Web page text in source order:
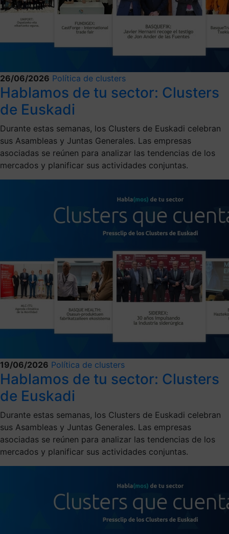
26/06/2026 Política de clusters
Hablamos de tu sector: Clusters
de Euskadi
Durante estas semanas, los Clusters de Euskadi celebran
sus Asambleas y Juntas Generales. Las empresas
asociadas se reúnen para analizar las tendencias de los
mercados y planificar sus actividades conjuntas.
19/06/2026 Política de clusters
Hablamos de tu sector: Clusters
de Euskadi
Durante estas semanas, los Clusters de Euskadi celebran
sus Asambleas y Juntas Generales. Las empresas
asociadas se reúnen para analizar las tendencias de los
mercados y planificar sus actividades conjuntas.